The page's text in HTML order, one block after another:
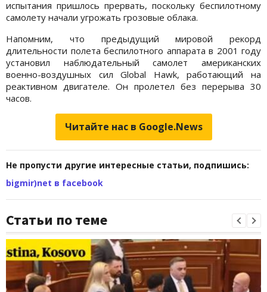
испытания пришлось прервать, поскольку беспилотному
самолету начали угрожать грозовые облака.
Напомним, что предыдущий мировой рекорд
длительности полета беспилотного аппарата в 2001 году
установил наблюдательный самолет американских
военно-воздушных сил Global Hawk, работающий на
реактивном двигателе. Он пролетел без перерыва 30
часов.
Читайте нас в Google.News
Не пропусти другие интересные статьи, подпишись:
bigmir)net в facebook
Статьи по теме